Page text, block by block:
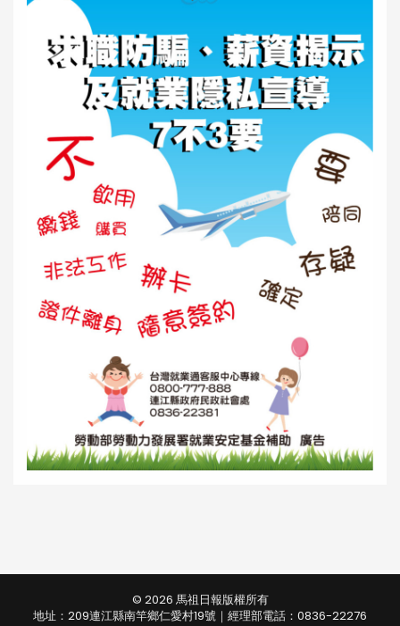
© 2026 馬祖日報版權所有
地址：209連江縣南竿鄉仁愛村19號｜經理部電話：0836-22276